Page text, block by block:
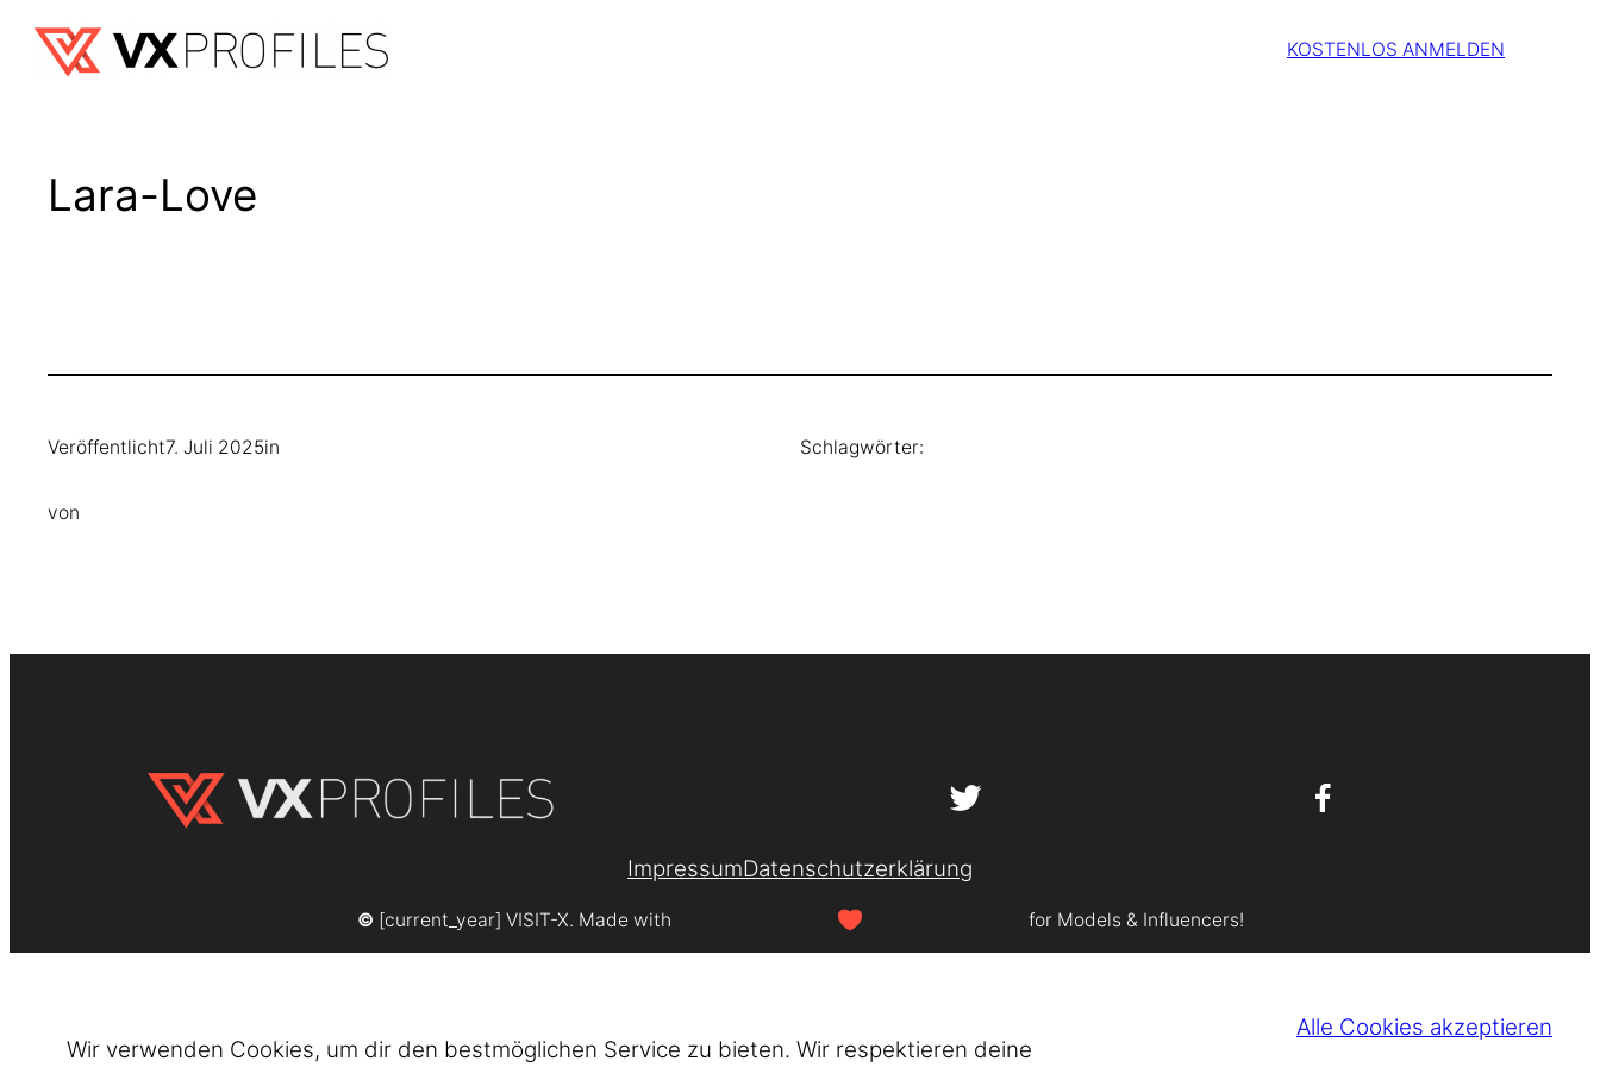
Zum
Inhalt
KOSTENLOS ANMELDEN
Lara-Love
Veröffentlicht7. Juli 2025in
von
Schlagwörter:
ImpressumDatenschutzerklärung
© [current_year] VISIT-X. Made with for Models & Influencers!
Wir verwenden Cookies, um dir den bestmöglichen Service zu bieten. Wir respektieren deine
Alle Cookies akzeptieren